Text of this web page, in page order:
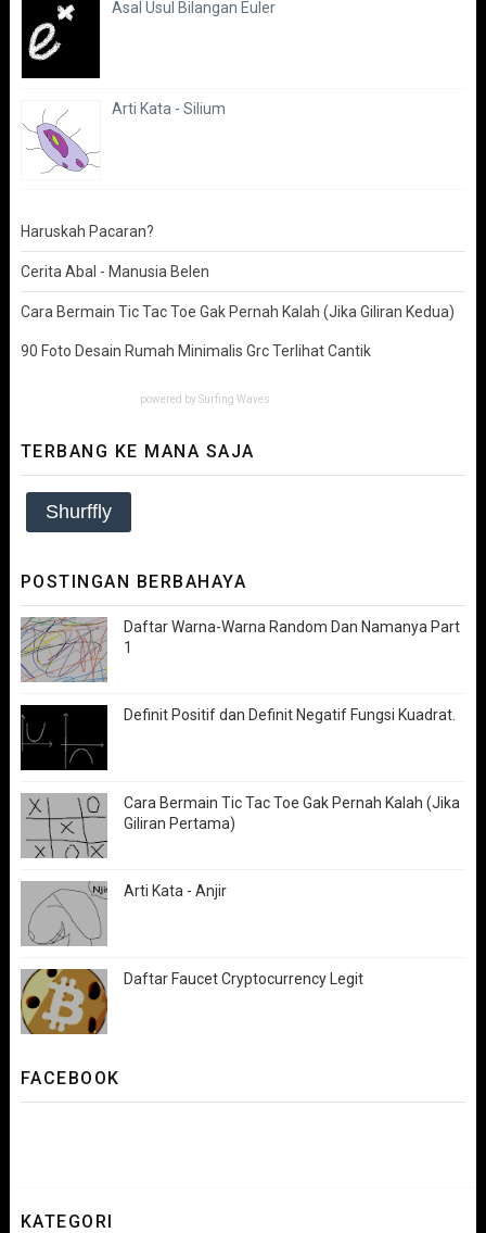
Asal Usul Bilangan Euler
Arti Kata - Silium
Haruskah Pacaran?
Cerita Abal - Manusia Belen
Cara Bermain Tic Tac Toe Gak Pernah Kalah (Jika Giliran Kedua)
90 Foto Desain Rumah Minimalis Grc Terlihat Cantik
powered by Surfing Waves
TERBANG KE MANA SAJA
Shurffly
POSTINGAN BERBAHAYA
Daftar Warna-Warna Random Dan Namanya Part
1
Definit Positif dan Definit Negatif Fungsi Kuadrat.
Cara Bermain Tic Tac Toe Gak Pernah Kalah (Jika
Giliran Pertama)
Arti Kata - Anjir
Daftar Faucet Cryptocurrency Legit
FACEBOOK
KATEGORI